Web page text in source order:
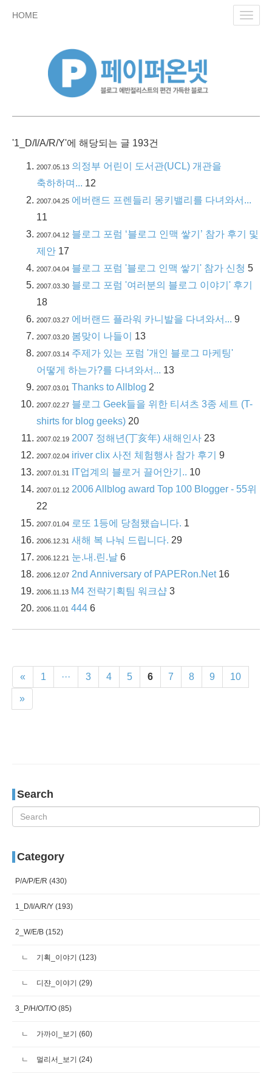
HOME
'1_D/I/A/R/Y'에 해당되는 글 193건
2007.05.13 의정부 어린이 도서관(UCL) 개관을
축하하며... 12
2007.04.25 에버랜드 프렌들리 몽키밸리를 다녀와서...
11
2007.04.12 블로그 포럼 ‘블로그 인맥 쌓기’ 참가 후기 및
제안 17
2007.04.04 블로그 포럼 '블로그 인맥 쌓기' 참가 신청 5
2007.03.30 블로그 포럼 '여러분의 블로그 이야기' 후기
18
2007.03.27 에버랜드 플라워 카니발을 다녀와서... 9
2007.03.20 봄맞이 나들이 13
2007.03.14 주제가 있는 포럼 '개인 블로그 마케팅'
어떻게 하는가?를 다녀와서... 13
2007.03.01 Thanks to Allblog 2
2007.02.27 블로그 Geek들을 위한 티셔츠 3종 세트 (T-
shirts for blog geeks) 20
2007.02.19 2007 정해년(丁亥年) 새해인사 23
2007.02.04 iriver clix 사전 체험행사 참가 후기 9
2007.01.31 IT업계의 블로거 끌어안기.. 10
2007.01.12 2006 Allblog award Top 100 Blogger - 55위
22
2007.01.04 로또 1등에 당첨됐습니다. 1
2006.12.31 새해 복 나눠 드립니다. 29
2006.12.21 눈.내.린.날 6
2006.12.07 2nd Anniversary of PAPERon.Net 16
2006.11.13 M4 전략기획팀 워크샵 3
2006.11.01 444 6
« 1 ··· 3 4 5 6 7 8 9 10
»
Search
Category
P/A/P/E/R (430)
1_D/I/A/R/Y (193)
2_W/E/B (152)
기획_이야기 (123)
디쟌_이야기 (29)
3_P/H/O/T/O (85)
가까이_보기 (60)
멀리서_보기 (24)